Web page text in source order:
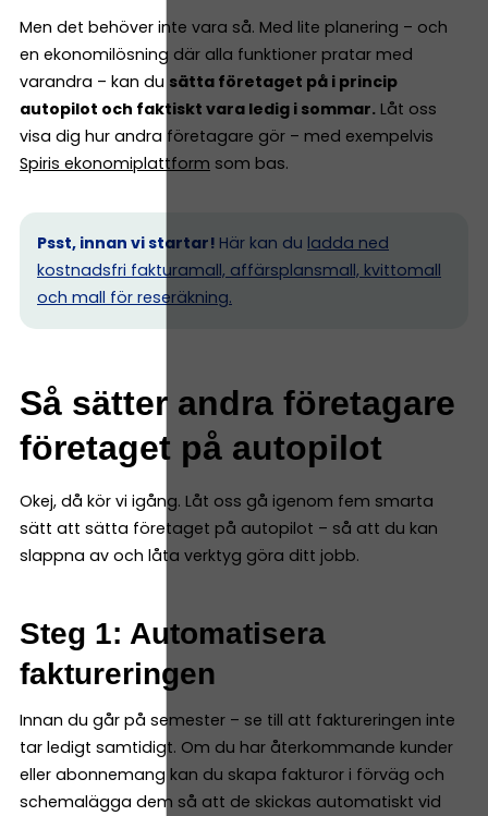
Men det behöver inte vara så. Med lite planering – och
en ekonomilösning där alla funktioner pratar med
varandra – kan du sätta företaget på i princip
autopilot och faktiskt vara ledig i sommar. Låt oss
visa dig hur andra företagare gör – med exempelvis
Spiris ekonomiplattform som bas.
Psst, innan vi startar! Här kan du ladda ned
kostnadsfri fakturamall, affärsplansmall, kvittomall
och mall för reseräkning.
Så sätter andra företagare
företaget på autopilot
Okej, då kör vi igång. Låt oss gå igenom fem smarta
sätt att sätta företaget på autopilot – så att du kan
slappna av och låta verktyg göra ditt jobb.
Steg 1: Automatisera
faktureringen
Innan du går på semester – se till att faktureringen inte
tar ledigt samtidigt. Om du har återkommande kunder
eller abonnemang kan du skapa fakturor i förväg och
schemalägga dem så att de skickas automatiskt vid